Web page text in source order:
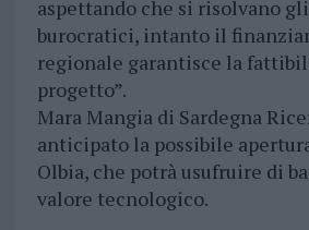
aspettando che si risolvano
burocratici, intanto il
regionale garantisce la
progetto”.
Mara Mangia di Sardegna
anticipato la possibile
Olbia, che potrà usufruire di
valore tecnologico.